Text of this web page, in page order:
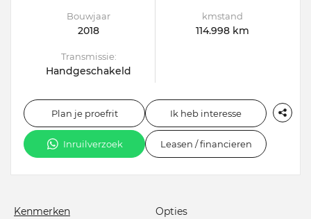
Bouwjaar
2018
kmstand
114.998 km
Transmissie:
Handgeschakeld
Plan je proefrit Ik heb interesse
Inruilverzoek Leasen / financieren
Kenmerken
Opties